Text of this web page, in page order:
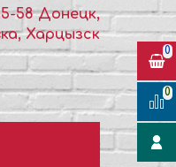
58 Донецк,
Харцызск
0
0